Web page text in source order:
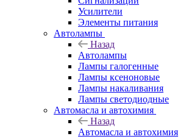
Усилители
Элементы питания
Автолампы
Назад
Автолампы
Лампы галогенные
Лампы ксеноновые
Лампы накаливания
Лампы светодиодные
Автомасла и автохимия
Назад
Автомасла и автохимия